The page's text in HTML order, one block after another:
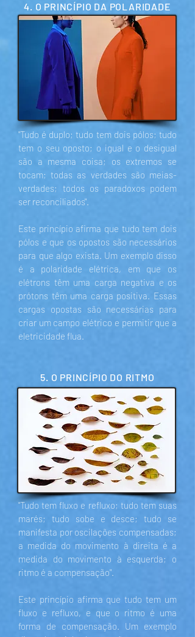
4. O PRINCÍPIO DA POLARIDADE
"Tudo é duplo; tudo tem dois pólos; tudo
tem o seu oposto; o igual e o desigual
são a mesma coisa; os extremos se
tocam; todas as verdades são meias-
verdades; todos os paradoxos podem
ser reconciliados".
Este princípio afirma que tudo tem dois
pólos e que os opostos são necessários
para que algo exista. Um exemplo disso
é a polaridade elétrica, em que os
elétrons têm uma carga negativa e os
prótons têm uma carga positiva. Essas
cargas opostas são necessárias para
criar um campo elétrico e permitir que a
eletricidade flua.
5. O PRINCÍPIO DO RITMO
"Tudo tem fluxo e refluxo; tudo tem suas
marés; tudo sobe e desce; tudo se
manifesta por oscilações compensadas;
a medida do movimento à direita é a
medida do movimento à esquerda; o
ritmo é a compensação".
Este princípio afirma que tudo tem um
fluxo e refluxo, e que o ritmo é uma
forma de compensação. Um exemplo